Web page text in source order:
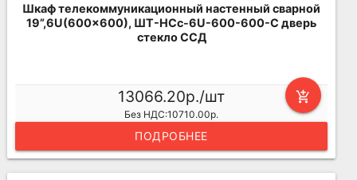
Шкаф телекоммуникационный настенный сварной
19”,6U(600x600), ШТ-НСс-6U-600-600-С дверь
стекло ССД
add_shopping_cart
13066.20р./шт
Без НДС:10710.00р.
ПОДРОБНЕЕ